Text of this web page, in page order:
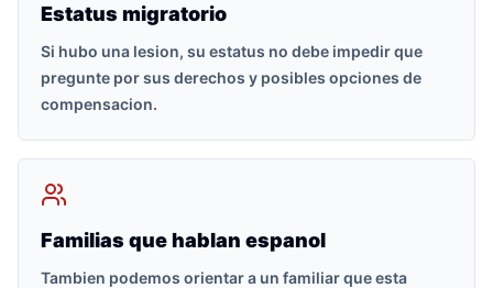
Estatus migratorio
Si hubo una lesion, su estatus no debe impedir que
pregunte por sus derechos y posibles opciones de
compensacion.
Familias que hablan espanol
Tambien podemos orientar a un familiar que esta